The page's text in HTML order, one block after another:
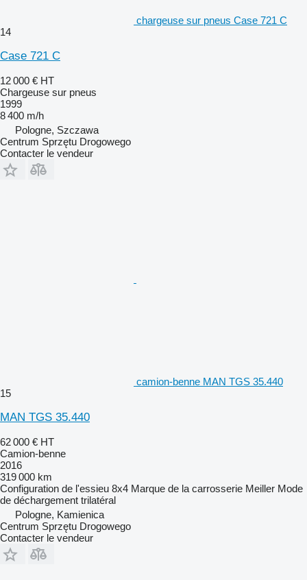
chargeuse sur pneus Case 721 C
14
Case 721 C
12 000 € HT
Chargeuse sur pneus
1999
8 400 m/h
Pologne, Szczawa
Centrum Sprzętu Drogowego
Contacter le vendeur
camion-benne MAN TGS 35.440
15
MAN TGS 35.440
62 000 € HT
Camion-benne
2016
319 000 km
Configuration de l'essieu 8x4 Marque de la carrosserie Meiller Mode
de déchargement trilatéral
Pologne, Kamienica
Centrum Sprzętu Drogowego
Contacter le vendeur